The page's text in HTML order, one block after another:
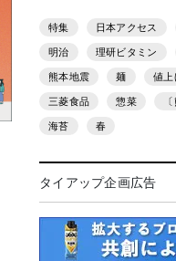
特集 日本アクセス
明治 理研ビタミン
熊本地震 麺 値上
三菱食品 惣菜
海苔 春
タイアップ企画広告